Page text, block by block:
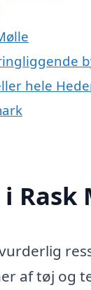
hele
af tøj og